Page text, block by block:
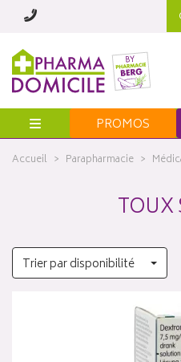
Menu PROMOS
Accueil Parapharmacie
TOUX
Trier par disponibilité